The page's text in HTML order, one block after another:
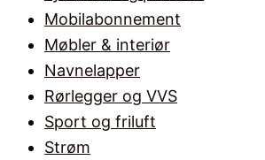
Mobilabonnement
Møbler & interiør
Navnelapper
Rørlegger og VVS
Sport og friluft
Strøm